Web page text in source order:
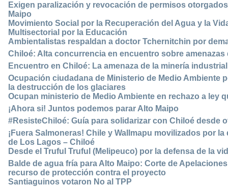
Exigen paralización y revocación de permisos
Maipo
Movimiento Social por la Recuperación del Agua y la
Multisectorial por la Educación
Ambientalistas respaldan a doctor Tchernitchin por
Chiloé: Alta concurrencia en encuentro sobre
Encuentro en Chiloé: La amenaza de la minería industrial
Ocupación ciudadana de Ministerio de Medio Ambiente
la destrucción de los glaciares
Ocupan ministerio de Medio Ambiente en rechazo a ley
¡Ahora si! Juntos podemos parar Alto Maipo
#ResisteChiloé: Guía para solidarizar con Chiloé desde
¡Fuera Salmoneras! Chile y Wallmapu movilizados por
de Los Lagos – Chiloé
Desde el Truful Truful (Melipeuco) por la defensa de la
Balde de agua fría para Alto Maipo: Corte de
recurso de protección contra el proyecto
Santiaguinos votaron No al TPP